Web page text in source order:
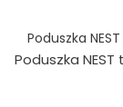
Poduszka
Poduszka